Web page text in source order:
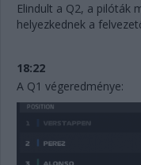
Elindult a Q2, a pilóták
helyezkednek a
18:22
A Q1 végeredménye: